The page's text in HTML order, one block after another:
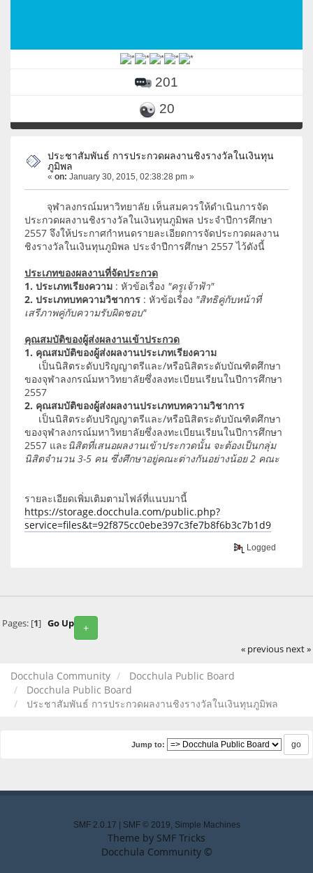
201
20
ประชาสัมพันธ์ การประกวดผลงานชิงรางวัลในเงินทุน
ภูมิพล
« on: January 30, 2015, 02:38:28 pm »
จุฬาลงกรณ์มหาวิทยาลัย เห็นสมควรให้ดำเนินการจัด
ประกวดผลงานชิงรางวัลในเงินทุนภูมิพล ประจำปีการศึกษา
2557 จึงให้ประกาศกำหนดรายละเอียดการจัดประกวดผลงาน
ชิงรางวัลในเงินทุนภูมิพล ประจำปีการศึกษา 2557 ไว้ดังนี้
ประเภทของผลงานที่จัดประกวด
1. ประเภทเรียงความ : หัวข้อเรื่อง "ครูเจ้าฟ้า"
2. ประเภทบทความวิชาการ : หัวข้อเรื่อง "สิทธิคู่กับหน้าที่
เสรีภาพคู่กับความรับผิดชอบ"
คุณสมบัติของผู้ส่งผลงานเข้าประกวด
1. คุณสมบัติของผู้ส่งผลงานประเภทเรียงความ
เป็นนิสิตระดับปริญญาตรีและ/หรือนิสิตระดับบัณฑิตศึกษา
ของจุฬาลงกรณ์มหาวิทยาลัยซึ่งลงทะเบียนเรียนในปีการศึกษา
2557
2. คุณสมบัติของผู้ส่งผลงานประเภทบทความวิชาการ
เป็นนิสิตระดับปริญญาตรีและ/หรือนิสิตระดับบัณฑิตศึกษา
ของจุฬาลงกรณ์มหาวิทยาลัยซึ่งลงทะเบียนเรียนในปีการศึกษา
2557 และนิสิตที่เสนอผลงานเข้าประกวดนั้น จะต้องเป็นกลุ่ม
นิสิตจำนวน 3-5 คน ซึ่งศึกษาอยู่คณะต่างกันอย่างน้อย 2 คณะ
รายละเอียดเพิ่มเติมตามไฟล์ที่แนบมานี้
https://storage.docchula.com/public.php?
service=files&t=92f875cc0ebe397c3fe7b8f6b3c7b1d9
Logged
+
Pages: [1] Go Up
« previous next »
Docchula Community
Docchula Public Board
Docchula Public Board
ประชาสัมพันธ์ การประกวดผลงานชิงรางวัลในเงินทุนภูมิพล
Jump to:
SMF 2.0.17 | SMF © 2019 Simple Machines
Theme by SMF Tricks
Docchula Community ©